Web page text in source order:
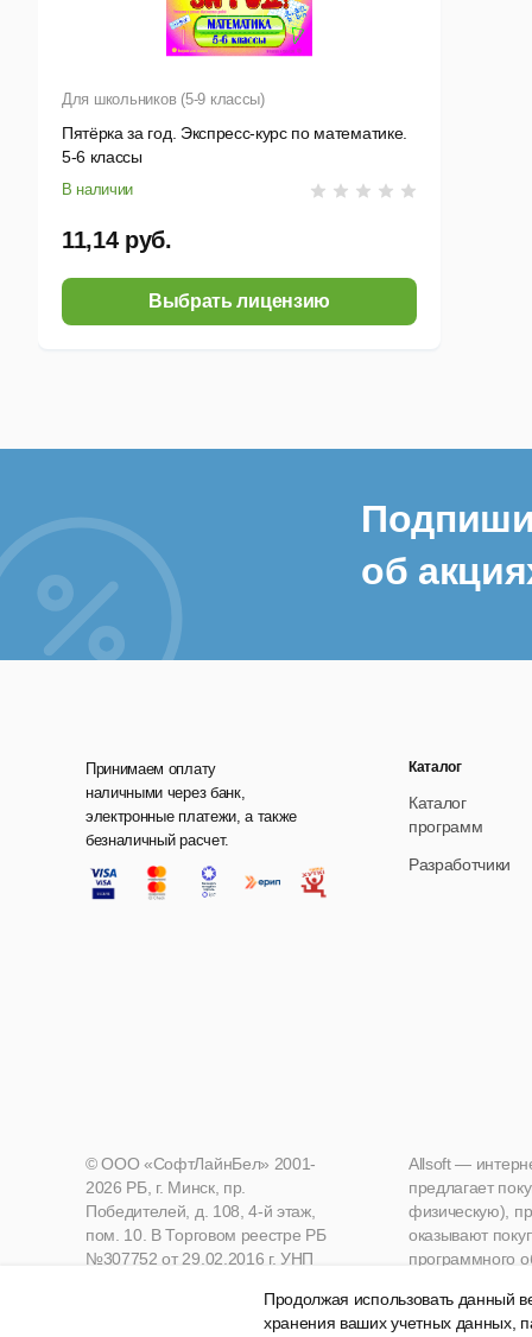
Для школьников (5-9 классы)
Пятёрка за год. Экспресс-курс по математике.
5-6 классы
В наличии
11,14 руб.
Выбрать лицензию
об
Принимаем оплату
наличными через банк,
электронные платежи, а также
безналичный расчет.
Каталог
Каталог
программ
Разработчики
Allsoft —
предлагает
физическую),
оказывают
программного
© ООО «СофтЛайнБел» 2001-
2026 РБ, г. Минск, пр.
Победителей, д. 108, 4-й этаж,
пом. 10. В Торговом реестре РБ
№307752 от 29.02.2016 г. УНП
Продолжая использовать данный
хранения ваших учетных данных,